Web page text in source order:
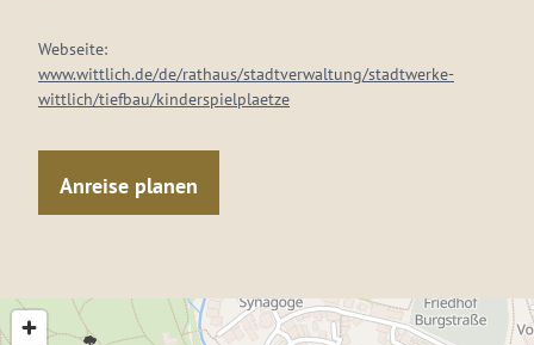
Webseite:
www.wittlich.de/de/rathaus/stadtverwaltung/stadtwerke-
wittlich/tiefbau/kinderspielplaetze
Anreise planen